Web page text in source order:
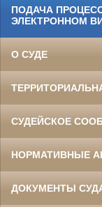
ПОДАЧА
ЭЛЕКТРОННОМ
О СУДЕ
СУДЕЙСКОЕ
НОРМАТИВНЫЕ
ДОКУМЕНТЫ